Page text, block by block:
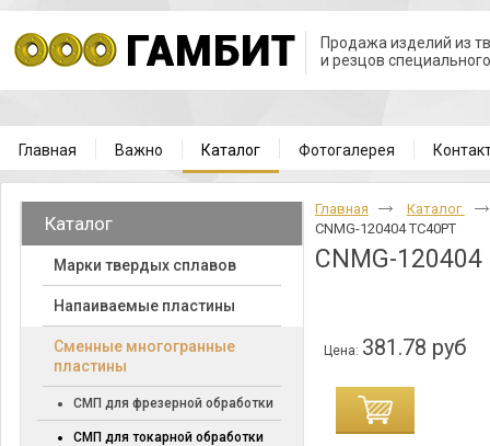
Продажа изделий из
и резцов
Главная Важно Каталог Фотогалерея
Каталог
Марки твердых сплавов
Напаиваемые пластины
Cменные многогранные
пластины
СМП для фрезерной обработки
СМП для токарной обработки
Главная
Каталог
CNMG-120404 TC40PT
CNMG-120404
Цена: 381.78 руб